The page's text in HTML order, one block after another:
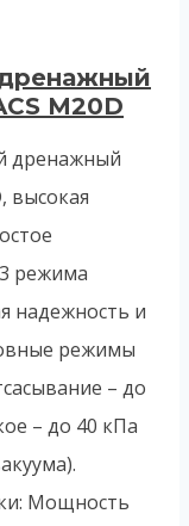
M20D
дренажный
высокая
режима
надежность и
режимы
– до
– до 40 кПа
Мощность